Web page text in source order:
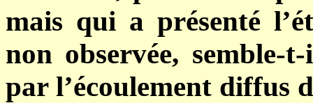
mais qui a présenté
non observée, semble-
par l’écoulement diffus